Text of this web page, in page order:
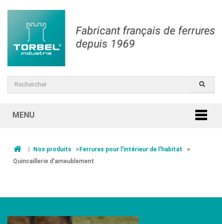
MENU
| Nos produits >Ferrures pour l'intérieur de l'habitat
>
Quincaillerie d'ameublement